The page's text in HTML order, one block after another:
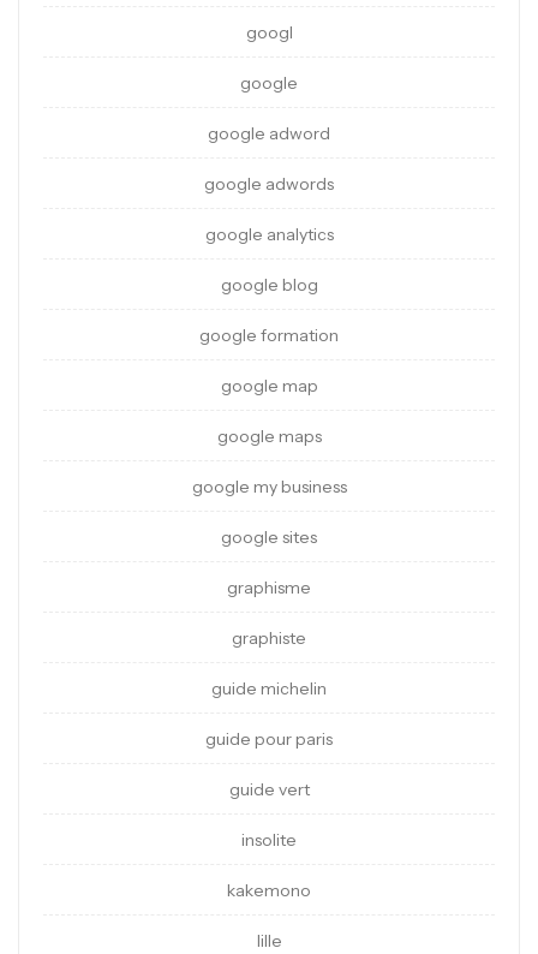
googl
google
google adword
google adwords
google analytics
google blog
google formation
google map
google maps
google my business
google sites
graphisme
graphiste
guide michelin
guide pour paris
guide vert
insolite
kakemono
lille